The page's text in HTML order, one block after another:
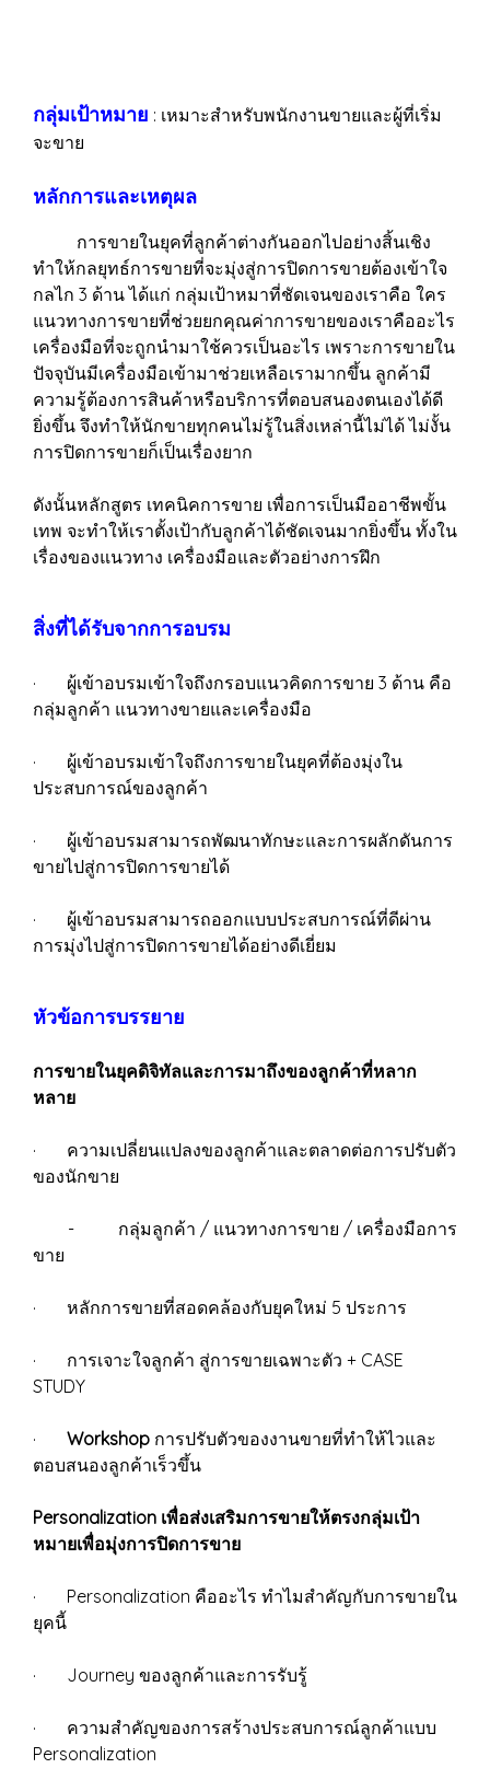
กลุ่มเป้าหมาย : เหมาะสำหรับพนักงานขายและผู้ที่เริ่ม
จะขาย
หลักการและเหตุผล
การขายในยุคที่ลูกค้าต่างกันออกไปอย่างสิ้นเชิง
ทำให้กลยุทธ์การขายที่จะมุ่งสู่การปิดการขายต้องเข้าใจ
กลไก 3 ด้าน ได้แก่ กลุ่มเป้าหมาที่ชัดเจนของเราคือ ใคร
แนวทางการขายที่ช่วยยกคุณค่าการขายของเราคืออะไร
เครื่องมือที่จะถูกนำมาใช้ควรเป็นอะไร เพราะการขายใน
ปัจจุบันมีเครื่องมือเข้ามาช่วยเหลือเรามากขึ้น ลูกค้ามี
ความรู้ต้องการสินค้าหรือบริการที่ตอบสนองตนเองได้ดี
ยิ่งขึ้น จึงทำให้นักขายทุกคนไม่รู้ในสิ่งเหล่านี้ไม่ได้ ไม่งั้น
การปิดการขายก็เป็นเรื่องยาก
ดังนั้นหลักสูตร เทคนิคการขาย เพื่อการเป็นมืออาชีพขั้น
เทพ จะทำให้เราตั้งเป้ากับลูกค้าได้ชัดเจนมากยิ่งขึ้น ทั้งใน
เรื่องของแนวทาง เครื่องมือและตัวอย่างการฝึก
สิ่งที่ได้รับจากการอบรม
· ผู้เข้าอบรมเข้าใจถึงกรอบแนวคิดการขาย 3 ด้าน คือ
กลุ่มลูกค้า แนวทางขายและเครื่องมือ
· ผู้เข้าอบรมเข้าใจถึงการขายในยุคที่ต้องมุ่งใน
ประสบการณ์ของลูกค้า
· ผู้เข้าอบรมสามารถพัฒนาทักษะและการผลักดันการ
ขายไปสู่การปิดการขายได้
· ผู้เข้าอบรมสามารถออกแบบประสบการณ์ที่ดีผ่าน
การมุ่งไปสู่การปิดการขายได้อย่างดีเยี่ยม
หัวข้อการบรรยาย
การขายในยุคดิจิทัลและการมาถึงของลูกค้าที่หลาก
หลาย
· ความเปลี่ยนแปลงของลูกค้าและตลาดต่อการปรับตัว
ของนักขาย
- กลุ่มลูกค้า / แนวทางการขาย / เครื่องมือการ
ขาย
· หลักการขายที่สอดคล้องกับยุคใหม่ 5 ประการ
· การเจาะใจลูกค้า สู่การขายเฉพาะตัว + CASE
STUDY
· Workshop การปรับตัวของงานขายที่ทำให้ไวและ
ตอบสนองลูกค้าเร็วขึ้น
Personalization เพื่อส่งเสริมการขายให้ตรงกลุ่มเป้า
หมายเพื่อมุ่งการปิดการขาย
· Personalization คืออะไร ทำไมสำคัญกับการขายใน
ยุคนี้
· Journey ของลูกค้าและการรับรู้
· ความสำคัญของการสร้างประสบการณ์ลูกค้าแบบ
Personalization